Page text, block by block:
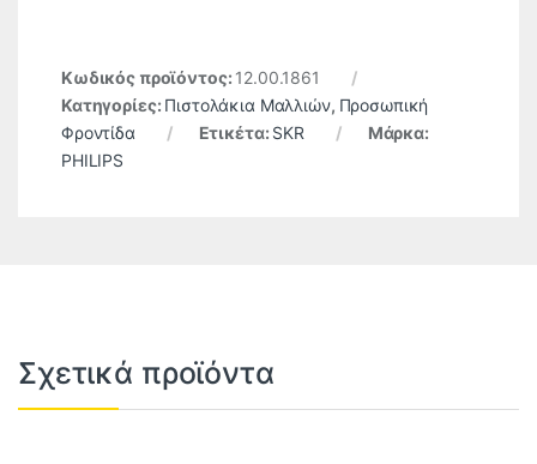
Κωδικός προϊόντος: 12.00.1861
Κατηγορίες: Πιστολάκια Μαλλιών, Προσωπική
Φροντίδα
Ετικέτα: SKR
Μάρκα:
PHILIPS
Σχετικά προϊόντα